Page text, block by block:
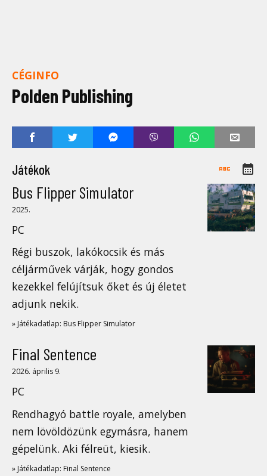
CÉGINFO
Polden Publishing
Játékok
Bus Flipper Simulator
2025.
PC
Régi buszok, lakókocsik és más
céljárművek várják, hogy gondos
kezekkel felújítsuk őket és új életet
adjunk nekik.
» Játékadatlap: Bus Flipper Simulator
Final Sentence
2026. április 9.
PC
Rendhagyó battle royale, amelyben
nem lövöldözünk egymásra, hanem
gépelünk. Aki félreüt, kiesik.
» Játékadatlap: Final Sentence